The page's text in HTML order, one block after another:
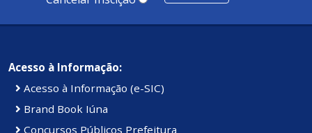
Acesso à Informação:
Acesso à Informação (e-SIC)
Brand Book Iúna
Concursos Públicos Prefeitura